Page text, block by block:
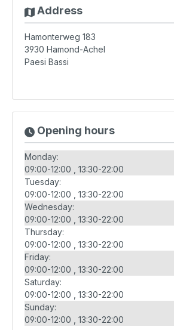
Address
Hamonterweg 183
3930 Hamond-Achel
Paesi Bassi
Opening hours
Monday:
09:00-12:00
13:30-22:00
Tuesday:
09:00-12:00
13:30-22:00
Wednesday:
09:00-12:00
13:30-22:00
Thursday:
09:00-12:00
13:30-22:00
Friday:
09:00-12:00
13:30-22:00
Saturday:
09:00-12:00
13:30-22:00
Sunday:
09:00-12:00
13:30-22:00